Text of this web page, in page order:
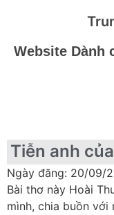
Website Dành
Tiễn anh
Ngày đăng: 20/09/
Bài thơ này Hoài
mình, chia buồn